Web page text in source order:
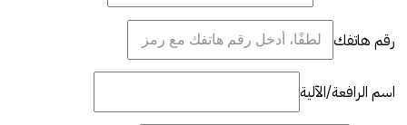
رقم هاتفك
اسم الرافعة/الآلية